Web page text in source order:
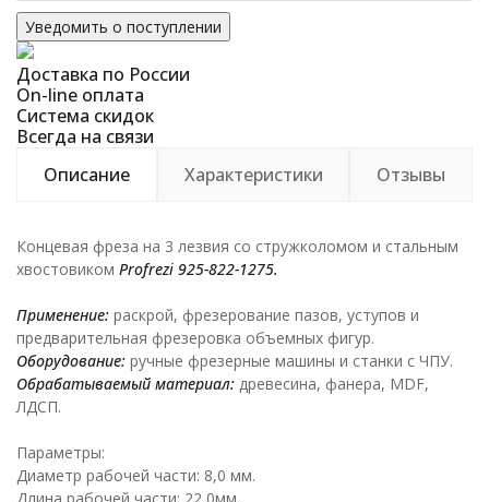
Уведомить о поступлении
Доставка по России
On-line оплата
Система скидок
Всегда на связи
Описание
Характеристики Отзывы
Концевая фреза на 3 лезвия со стружколомом и стальным
хвостовиком Profrezi 925-822-1275.
Применение: раскрой, фрезерование пазов, уступов и
предварительная фрезеровка объемных фигур.
Оборудование: ручные фрезерные машины и станки с ЧПУ.
Обрабатываемый материал: древесина, фанера, MDF,
ЛДСП.
Параметры:
Диаметр рабочей части: 8,0 мм.